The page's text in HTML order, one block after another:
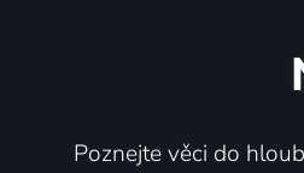
Poznejte věci do